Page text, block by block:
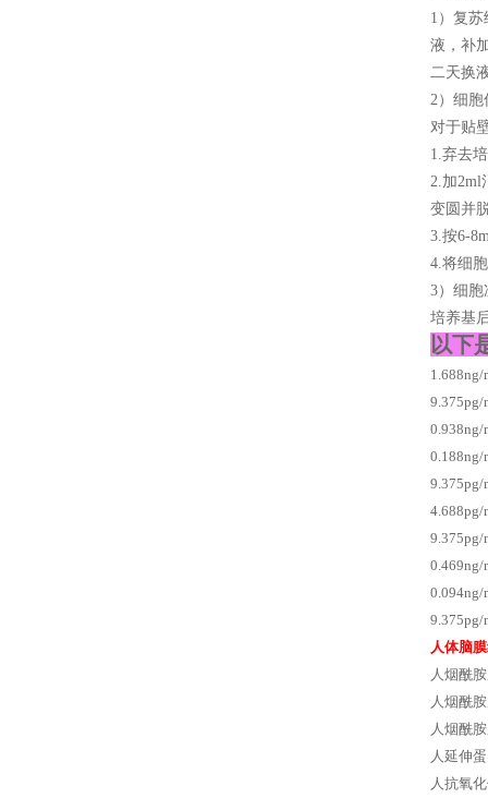
1）复
液，补
二天换
2）细胞
对于贴
1.弃去
2.加2ml
变圆并
3.按6-
4.将细
3）细胞
培养基
以下
9.375pg/
人体脑
人烟酰
人烟酰
人烟酰
人延伸
人抗氧